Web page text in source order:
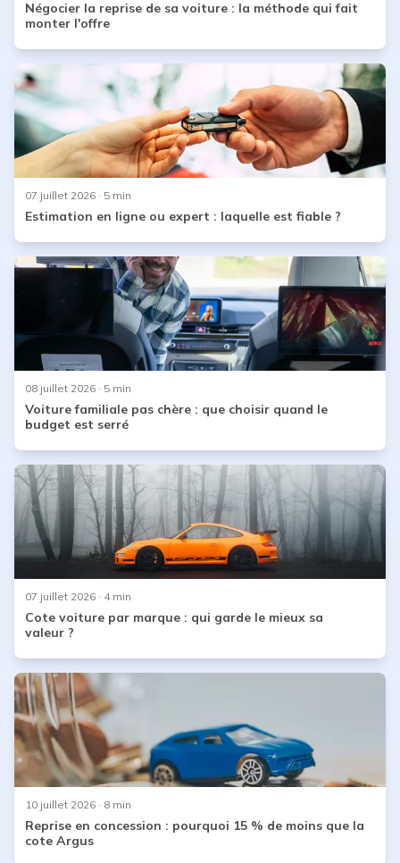
Négocier la reprise de sa voiture : la méthode qui fait
monter l'offre
07 juillet 2026 · 5 min
Estimation en ligne ou expert : laquelle est fiable ?
08 juillet 2026 · 5 min
Voiture familiale pas chère : que choisir quand le
budget est serré
07 juillet 2026 · 4 min
Cote voiture par marque : qui garde le mieux sa
valeur ?
10 juillet 2026 · 8 min
Reprise en concession : pourquoi 15 % de moins que la
cote Argus